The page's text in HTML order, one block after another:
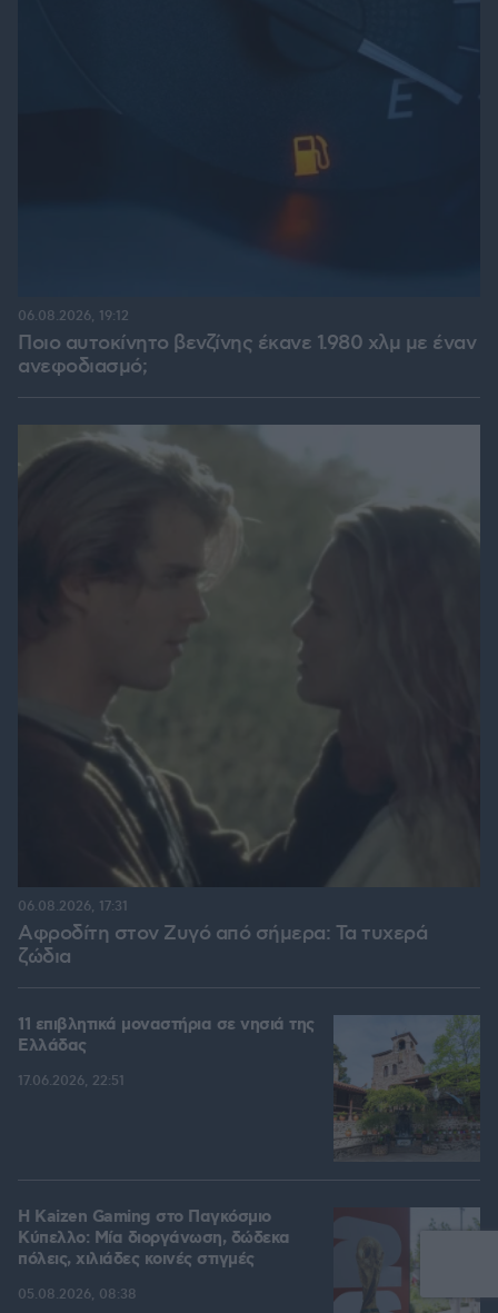
Ποιο αυτοκίνητο βενζίνης έκανε 1.980 χλμ με έναν
ανεφοδιασμό;
06.08.2026, 19:12
Αφροδίτη στον Ζυγό από σήμερα: Τα τυχερά
ζώδια
06.08.2026, 17:31
11 επιβλητικά μοναστήρια σε νησιά της
Ελλάδας
17.06.2026, 22:51
H Kaizen Gaming στο Παγκόσμιο
Kύπελλο: Μία διοργάνωση, δώδεκα
πόλεις, χιλιάδες κοινές στιγμές
05.08.2026, 08:38